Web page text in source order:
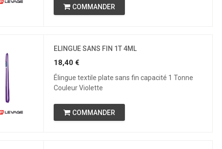
COMMANDER
ELINGUE SANS FIN 1T 4ML
18,40€
Élingue textile plate sans fin capacité 1 Tonne
Couleur Violette
COMMANDER